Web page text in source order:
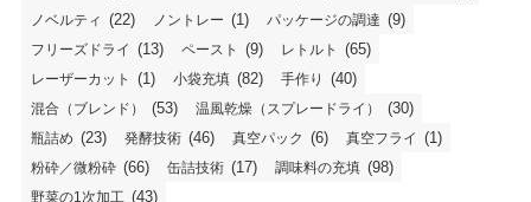
ノベルティ (22) ノントレー (1) パッケージの調達 (9)
フリーズドライ (13) ペースト (9) レトルト (65)
レーザーカット (1) 小袋充填 (82) 手作り (40)
混合（ブレンド） (53) 温風乾燥（スプレードライ） (30)
瓶詰め (23) 発酵技術 (46) 真空パック (6) 真空フライ (1)
粉砕／微粉砕 (66) 缶詰技術 (17) 調味料の充填 (98)
野菜の1次加工 (43)